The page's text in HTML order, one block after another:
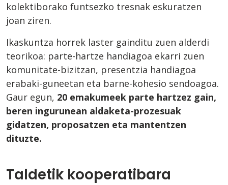
kolektiborako funtsezko tresnak eskuratzen
joan ziren.
Ikaskuntza horrek laster gainditu zuen alderdi
teorikoa: parte-hartze handiagoa ekarri zuen
komunitate-bizitzan, presentzia handiagoa
erabaki-guneetan eta barne-kohesio sendoagoa.
Gaur egun, 20 emakumeek parte hartzez gain,
beren ingurunean aldaketa-prozesuak
gidatzen, proposatzen eta mantentzen
dituzte.
Taldetik kooperatibara